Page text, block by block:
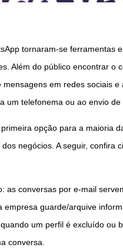
tornaram-se ferramentas
Além do público encontrar o
mensagens em redes sociais
um telefonema ou ao envio de
opção para a maioria
negócios. A seguir, confira
as conversas por e-mail
empresa guarde/arquive
um perfil é excluído ou
conversa.